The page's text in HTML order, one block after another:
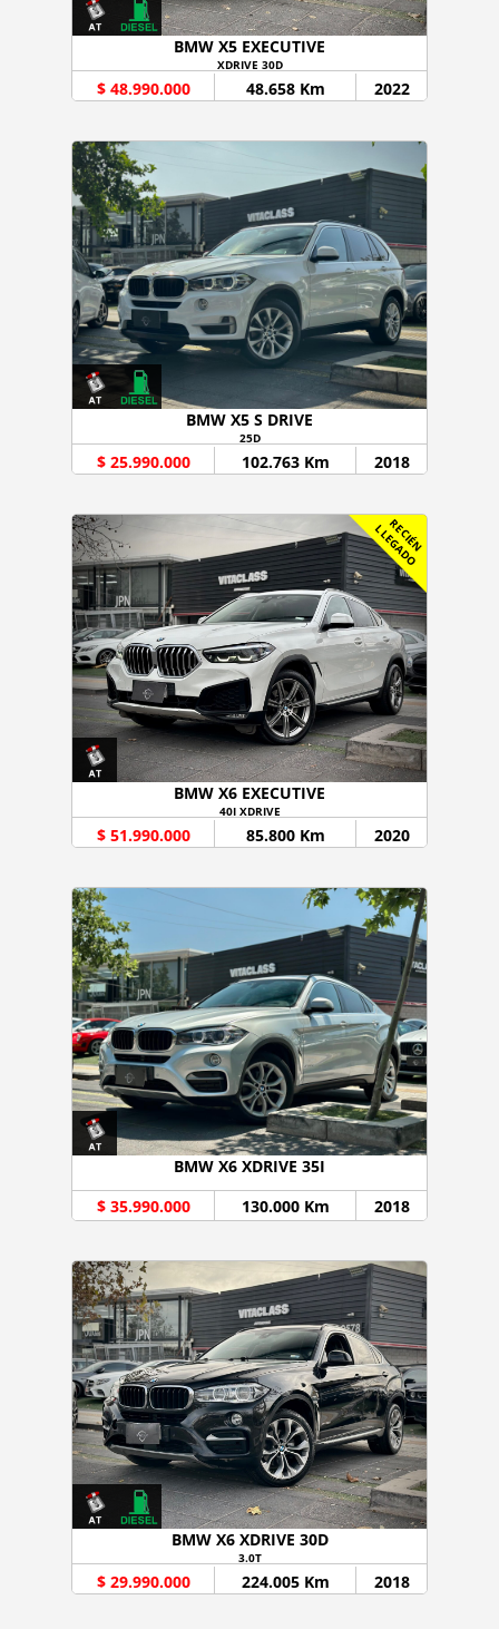
BMW X5 EXECUTIVE
XDRIVE 30D
$ 48.990.000 48.658 Km 2022
BMW X5 S DRIVE
25D
$ 25.990.000 102.763 Km 2018
R
E
C
I
É
N
L
L
E
G
A
D
O
BMW X6 EXECUTIVE
40I XDRIVE
$ 51.990.000 85.800 Km 2020
BMW X6 XDRIVE 35I
$ 35.990.000
130.000 Km 2018
BMW X6 XDRIVE 30D
3.0T
$ 29.990.000 224.005 Km 2018